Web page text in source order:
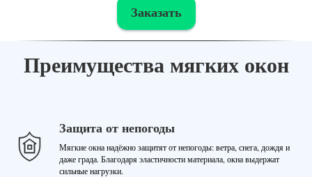
Заказать
Преимущества мягких окон
Защита от непогоды
Мягкие окна надёжно защитят от непогоды: ветра, снега, дождя и
даже града. Благодаря эластичности материала, окна выдержат
сильные нагрузки.